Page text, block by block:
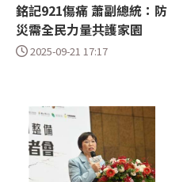
銘記921傷痛 蕭副總統：防
災需全民力量共護家園
2025-09-21 17:17